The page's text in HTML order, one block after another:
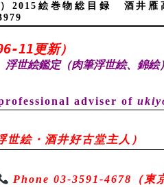
2015絵巻物総目録 酒井雁
11更新）
浮世絵鑑定（肉筆浮世絵、錦絵）
adviser of
絵・酒井好古堂主人）
Phone 03-3591-4678（東